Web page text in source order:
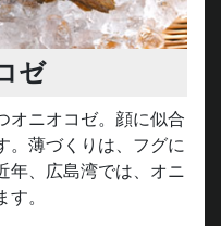
ゼ
オニオコゼ。顔に似合
。薄づくりは、フグに
年、広島湾では、オニ
。